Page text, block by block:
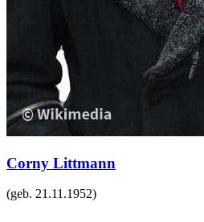
Corny Littmann
(geb. 21.11.1952)